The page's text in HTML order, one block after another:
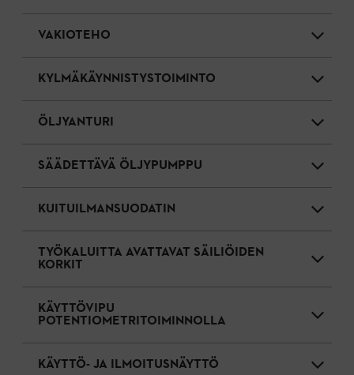
VAKIOTEHO
KYLMÄKÄYNNISTYSTOIMINTO
ÖLJYANTURI
SÄÄDETTÄVÄ ÖLJYPUMPPU
KUITUILMANSUODATIN
TYÖKALUITTA AVATTAVAT SÄILIÖIDEN
KORKIT
KÄYTTÖVIPU
POTENTIOMETRITOIMINNOLLA
KÄYTTÖ- JA ILMOITUSNÄYTTÖ